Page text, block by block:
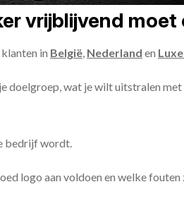
vrijblijvend
in België, Nederland en
doelgroep, wat je wilt uitstralen
bedrijf wordt.
logo aan voldoen en welke fouten